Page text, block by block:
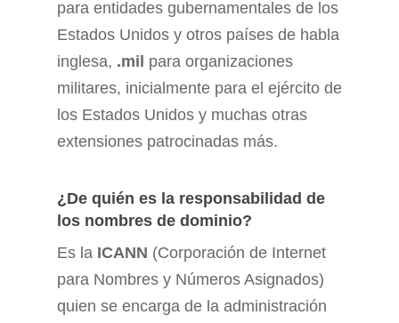
para entidades gubernamentales de los
Estados Unidos y otros países de habla
inglesa, .mil para organizaciones
militares, inicialmente para el ejército de
los Estados Unidos y muchas otras
extensiones patrocinadas más.
¿De quién es la responsabilidad de
los nombres de dominio?
Es la ICANN (Corporación de Internet
para Nombres y Números Asignados)
quien se encarga de la administración